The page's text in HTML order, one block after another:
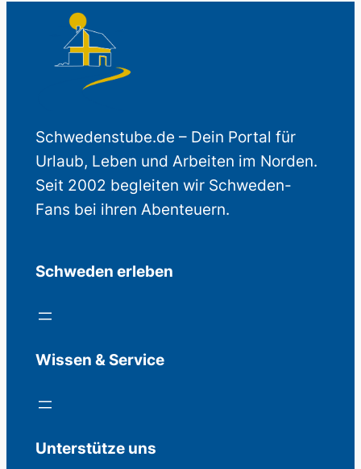
Schwedenstube.de – Dein Portal für
Urlaub, Leben und Arbeiten im Norden.
Seit 2002 begleiten wir Schweden-
Fans bei ihren Abenteuern.
Schweden erleben
Wissen & Service
Unterstütze uns